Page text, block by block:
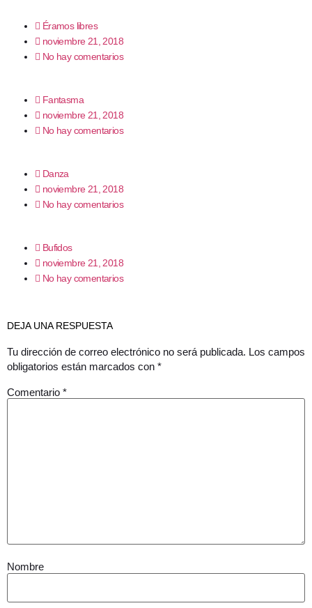
Éramos libres
noviembre 21, 2018
No hay comentarios
Fantasma
noviembre 21, 2018
No hay comentarios
Danza
noviembre 21, 2018
No hay comentarios
Bufidos
noviembre 21, 2018
No hay comentarios
DEJA UNA RESPUESTA
Tu dirección de correo electrónico no será publicada. Los campos
obligatorios están marcados con *
Comentario *
Nombre